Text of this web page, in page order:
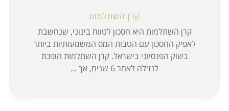
קרן השתלמות
קרן השתלמות היא חסכון לטווח בינוני, שנחשבת
לאפיק החסכון עם הטבות המס המשמעותיות ביותר
בשוק הפנסיוני בישראל. קרן השתלמות הופכת
לנזילה לאחר 6 שנים, אך ...